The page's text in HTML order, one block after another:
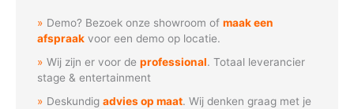
raam
Demo? Bezoek onze showroom ofmaak een
afspraak voor een demo op locatie.
Wij zijn er voor deprofessional. Totaal leverancier
stage & entertainment
Deskundigadvies op maat. Wij denken graag met je